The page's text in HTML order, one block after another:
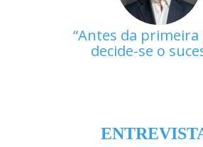
Antes da primeira
decide-se o